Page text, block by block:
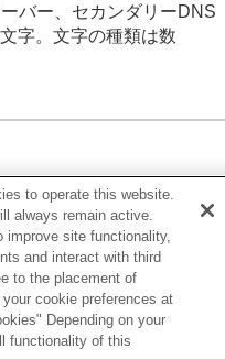
バー、セカンダリーDNS
字。文字の種類は数
次へ
テザリング
TP1001362790
未満の場合は下記URLの
to operate this website.
always remain active.
improve site functionality,
and interact with third
to the placement of
cookie preferences at
Depending on your
functionality of this